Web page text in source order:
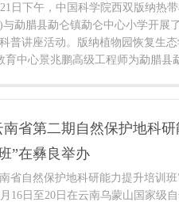
日下午，中国科学院西双版纳热
与勐腊县勐仑镇勐仑中心小学开展
普讲座活动。版纳植物园恢复生
育中心景兆鹏高级工程师为勐腊县
南省第二期自然保护地科
”在彝良举办
省自然保护地科研能力提升培训
16日至20日在云南乌蒙山国家级